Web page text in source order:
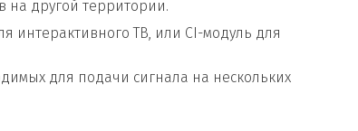
на другой территории.
интерактивного ТВ, или CI-модуль для
для подачи сигнала на нескольких